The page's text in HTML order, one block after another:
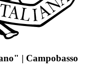
| Campobasso